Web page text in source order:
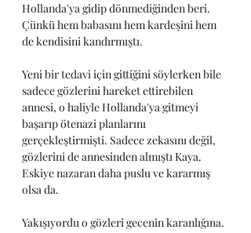
Hollanda'ya gidip dönmediğinden beri.
Çünkü hem babasını hem kardeşini hem
de kendisini kandırmıştı.
Yeni bir tedavi için gittiğini söylerken bile
sadece gözlerini hareket ettirebilen
annesi, o haliyle Hollanda'ya gitmeyi
başarıp ötenazi planlarını
gerçekleştirmişti. Sadece zekasını değil,
gözlerini de annesinden almıştı Kaya.
Eskiye nazaran daha puslu ve kararmış
olsa da.
Yakışıyordu o gözleri gecenin karanlığına.